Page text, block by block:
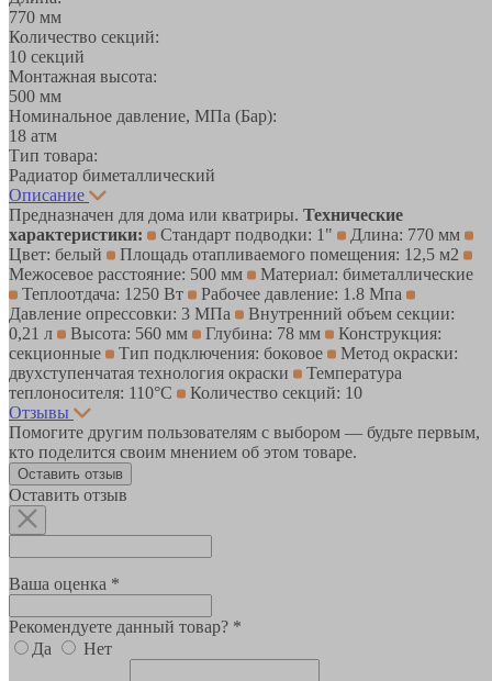
770 мм
Количество секций:
10 секций
Монтажная высота:
500 мм
Номинальное давление, МПа (Бар):
18 атм
Тип товара:
Радиатор биметаллический
Описание
Предназначен для дома или кватриры. Технические
характеристики:
Стандарт подводки: 1"
Длина: 770 мм
Цвет: белый
Площадь отапливаемого помещения: 12,5 м2
Межосевое расстояние: 500 мм
Материал: биметаллические
Теплоотдача: 1250 Вт
Рабочее давление: 1.8 Мпа
Давление опрессовки: 3 МПа
Внутренний объем секции:
0,21 л
Высота: 560 мм Глубина: 78 мм
Конструкция:
секционные
Тип подключения: боковое
Метод окраски:
двухступенчатая технология окраски
Температура
теплоносителя: 110°С
Количество секций: 10
Отзывы
Помогите другим пользователям с выбором — будьте первым,
кто поделится своим мнением об этом товаре.
Оставить отзыв
Оставить отзыв
Ваша оценка *
Рекомендуете данный товар? *
Да
Нет